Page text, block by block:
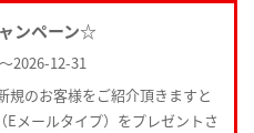
ンペーン☆
～2026-12-31
規のお客様をご紹介頂きますと
メールタイプ）をプレゼントさ